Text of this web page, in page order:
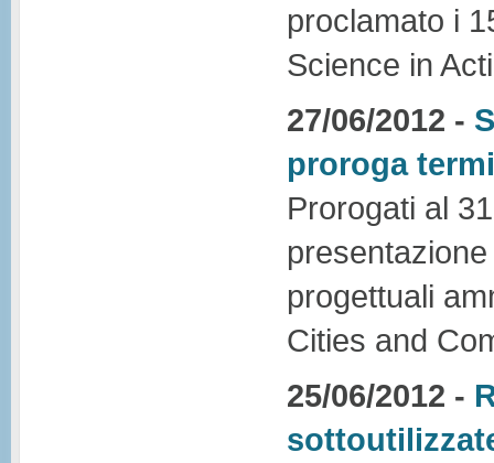
proclamato i
Science in
27/06/2012 -
proroga
Prorogati al
progettuali
Cities and
25/06/2012 -